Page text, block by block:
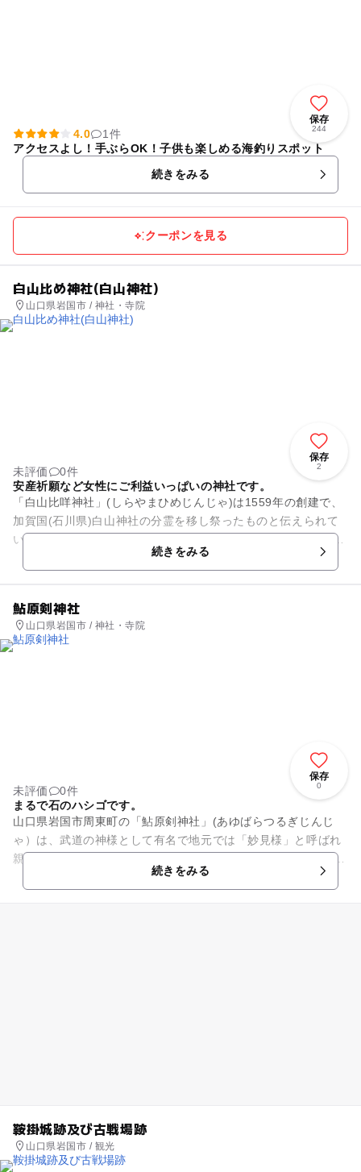
保存
244
4.0
1件
アクセスよし！手ぶらOK！子供も楽しめる海釣りスポット
続きをみる
クーポンを見る
白山比め神社(白山神社)
山口県岩国市 / 神社・寺院
保存
2
未評価
0件
安産祈願など女性にご利益いっぱいの神社です。
「白山比咩神社」(しらやまひめじんじゃ)は1559年の創建で、
加賀国(石川県)白山神社の分霊を移し祭ったものと伝えられて
います。現在の建物は、拝殿を除き、1898年(明治31年)に完成
続きをみる
鮎原剣神社
山口県岩国市 / 神社・寺院
保存
0
未評価
0件
まるで石のハシゴです。
山口県岩国市周東町の「鮎原剣神社」(あゆばらつるぎじんじ
ゃ）は、武道の神様として有名で地元では「妙見様」と呼ばれ
親しまれています。今から約1200年前に創建されました。鮎原
剣神社の参道橋は山口県...続きをみる
鞍掛城跡及び古戦場跡
山口県岩国市 / 観光